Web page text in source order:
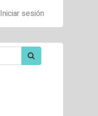
Iniciar sesión